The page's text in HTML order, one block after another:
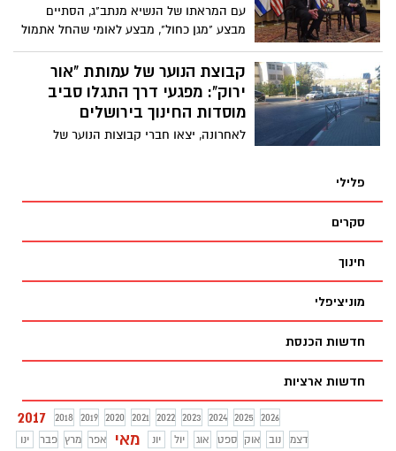
עם המראתו של הנשיא מנתב"ג, הסתיים
מבצע "מגן כחול", מבצע לאומי שהחל אתמול
(ב'). כלל צירי התנועה נפתחו באופן מלא
לתנועת כלי רכב
קבוצת הנוער של עמותת "אור
ירוק": מפגעי דרך התגלו סביב
מוסדות החינוך בירושלים
לאחרונה, יצאו חברי קבוצות הנוער של
פלילי
סקרים
חינוך
מוניציפלי
חדשות הכנסת
חדשות ארציות
2017 2018 2019 2020 2021 2022 2023 2024 2025
2026
ינו
פבר מרץ אפר מאי יונ יול אוג ספט אוק נוב
דצמ